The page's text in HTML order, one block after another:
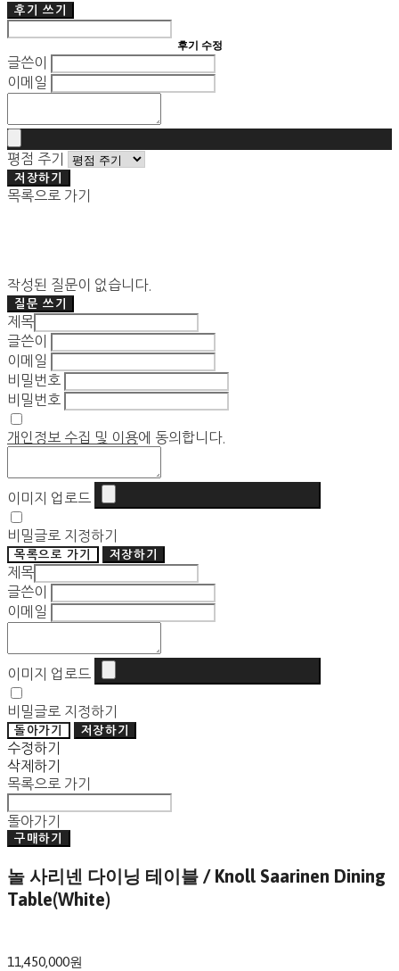
후기 쓰기
후기 수정
글쓴이
이메일
평점 주기
저장하기
목록으로 가기
작성된 질문이 없습니다.
질문 쓰기
제목
글쓴이
이메일
비밀번호
비밀번호
개인정보 수집 및 이용에 동의합니다.
이미지 업로드
비밀글로 지정하기
목록으로 가기 저장하기
제목
글쓴이
이메일
이미지 업로드
비밀글로 지정하기
돌아가기 저장하기
수정하기
삭제하기
목록으로 가기
돌아가기
구매하기
놀 사리넨 다이닝 테이블 / Knoll Saarinen Dining
Table(White)
11,450,000원